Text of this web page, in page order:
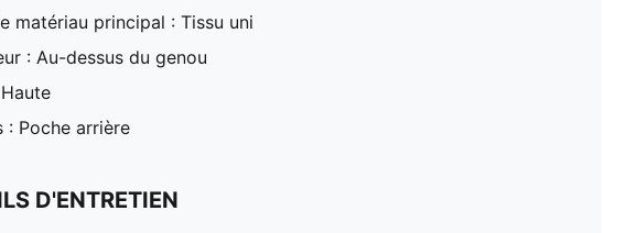
matériau principal : Tissu uni
: Au-dessus du genou
: Poche arrière
D'ENTRETIEN